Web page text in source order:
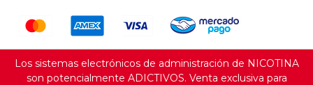
Los sistemas electrónicos de administración de NICOTINA
son potencialmente ADICTIVOS. Venta exclusiva para